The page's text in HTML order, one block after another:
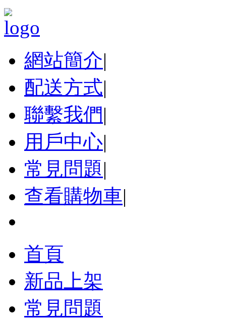
網站簡介|
配送方式|
聯繫我們|
用戶中心|
常見問題|
查看購物車|
首頁
新品上架
常見問題